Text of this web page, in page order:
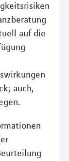
auf die
auch,